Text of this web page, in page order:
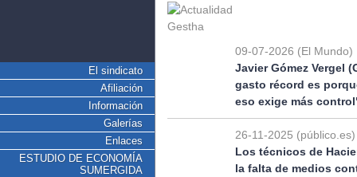
El sindicato
Afiliación
Información
Galerías
Enlaces
ESTUDIO DE ECONOMÍA
SUMERGIDA
09-07-2026 (El Mundo)
Javier Gómez Vergel
gasto récord es
eso exige más
26-11-2025 (público.es)
Los técnicos de
la falta de medios